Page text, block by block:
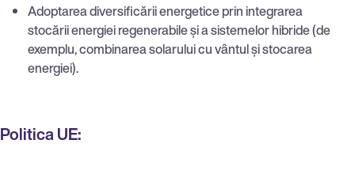
Adoptarea diversificării energetice prin integrarea
stocării energiei regenerabile și a sistemelor hibride (de
exemplu, combinarea solarului cu vântul și stocarea
energiei).
Politica UE: